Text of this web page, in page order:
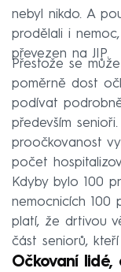
nebyl nikdo. A
prodělali i
převezen na JIP.
Přestože se
poměrně dost
podívat
především
proočkovanost
počet
Kdyby bylo 100
nemocnicích 100
platí, že drtivou
část seniorů,
Očkovaní lidé,